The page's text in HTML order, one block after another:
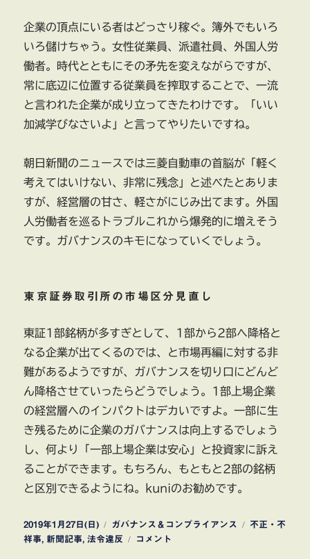
企業の頂点にいる者はどっさり稼ぐ。簿外でもいろ
いろ儲けちゃう。女性従業員、派遣社員、外国人労
働者。時代とともにその矛先を変えながらですが、
常に底辺に位置する従業員を搾取することで、一流
と言われた企業が成り立ってきたわけです。「いい
加減学びなさいよ」と言ってやりたいですね。
朝日新聞のニュースでは三菱自動車の首脳が「軽く
考えてはいけない、非常に残念」と述べたとありま
すが、経営層の甘さ、軽さがにじみ出てます。外国
人労働者を巡るトラブルこれから爆発的に増えそう
です。ガバナンスのキモになっていくでしょう。
東京証券取引所の市場区分見直し
東証1部銘柄が多すぎとして、1部から2部へ降格と
なる企業が出てくるのでは、と市場再編に対する非
難があるようですが、ガバナンスを切り口にどんど
ん降格させていったらどうでしょう。1部上場企業
の経営層へのインパクトはデカいですよ。一部に生
き残るために企業のガバナンスは向上するでしょう
し、何より「一部上場企業は安心」と投資家に訴え
ることができます。もちろん、もともと2部の銘柄
と区別できるようにね。kuniのお勧めです。
投
稿
2019年1月27日(日)
カ
テ
ガバナンス＆コンプライアンス
タ
不正・不
祥事, 新聞記事,法令違反
三
コメント